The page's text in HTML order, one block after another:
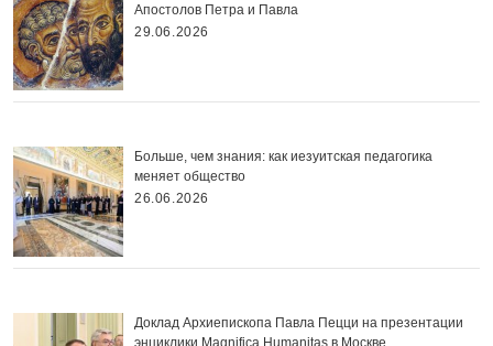
Апостолов Петра и Павла
29.06.2026
Больше, чем знания: как иезуитская педагогика
меняет общество
26.06.2026
Доклад Архиепископа Павла Пецци на презентации
энциклики Magnifica Нumanitas в Москве